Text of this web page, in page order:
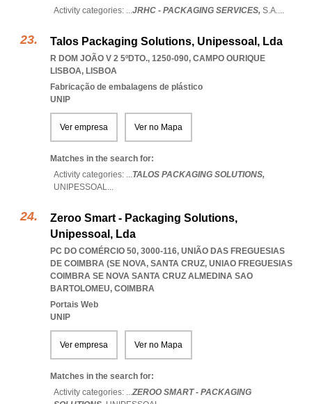
Activity categories: ...JRHC - PACKAGING SERVICES, S.A....
Talos Packaging Solutions, Unipessoal, Lda
R DOM JOÃO V 2 5ºDTO., 1250-090, CAMPO OURIQUE
LISBOA, LISBOA
Fabricação de embalagens de plástico
UNIP
Ver empresa Ver no Mapa
Matches in the search for:
Activity categories: ...TALOS PACKAGING SOLUTIONS,
UNIPESSOAL...
Zeroo Smart - Packaging Solutions,
Unipessoal, Lda
PC DO COMÉRCIO 50, 3000-116, UNIÃO DAS FREGUESIAS
DE COIMBRA (SE NOVA, SANTA CRUZ, UNIAO FREGUESIAS
COIMBRA SE NOVA SANTA CRUZ ALMEDINA SAO
BARTOLOMEU, COIMBRA
Portais Web
UNIP
Ver empresa Ver no Mapa
Matches in the search for:
Activity categories: ...ZEROO SMART - PACKAGING